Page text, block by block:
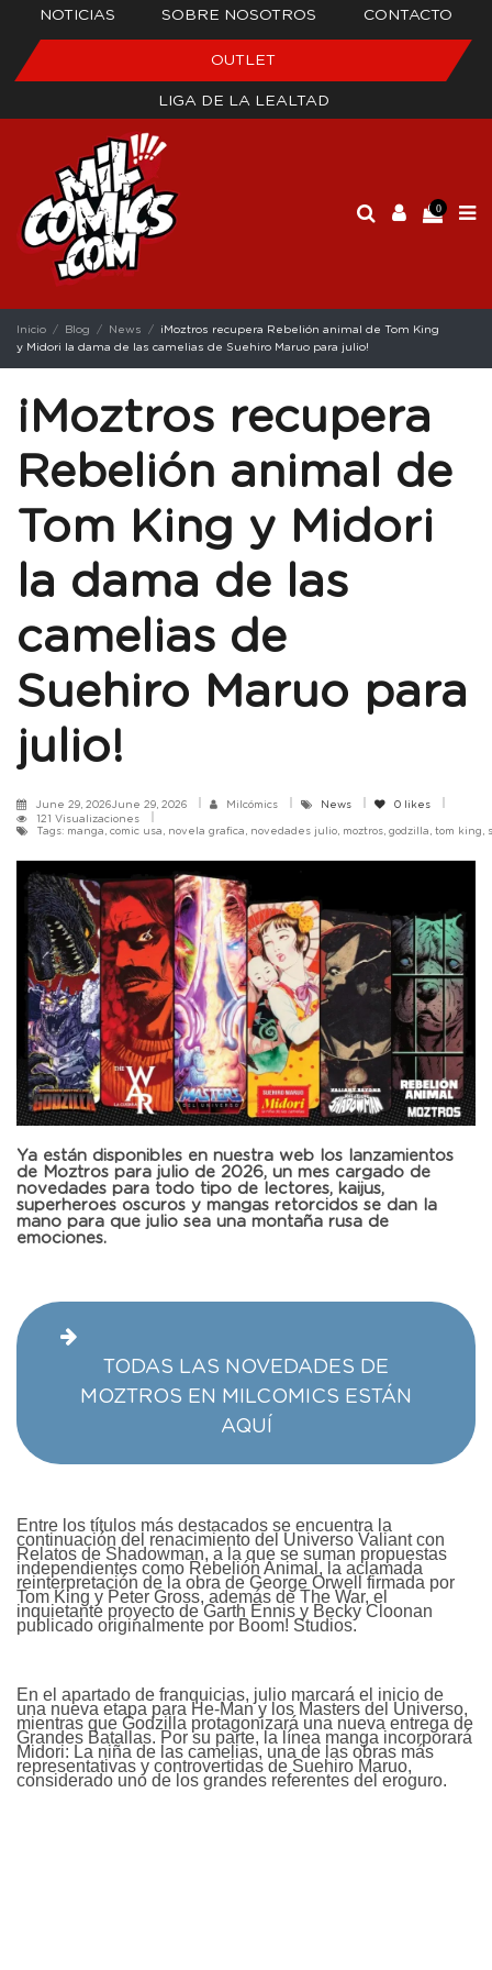
NOTICIAS SOBRE NOSOTROS CONTACTO
OUTLET
LIGA DE LA LEALTAD
0
Inicio Blog News
¡Moztros recupera Rebelión animal de Tom King
y Midori la dama de las camelias de Suehiro Maruo para julio!
¡Moztros recupera
Rebelión animal de
Tom King y Midori
la dama de las
camelias de
Suehiro Maruo para
julio!
June 29, 2026June 29, 2026 Milcómics News 0
likes
121 Visualizaciones
Tags: manga, comic usa, novela grafica, novedades julio, moztros, godzilla, tom king,
Ya están disponibles en nuestra web los lanzamientos
de Moztros para julio de 2026, un mes cargado de
novedades para todo tipo de lectores, kaijus,
superheroes oscuros y mangas retorcidos se dan la
mano para que julio sea una montaña rusa de
emociones.
TODAS LAS NOVEDADES DE
MOZTROS EN MILCOMICS ESTÁN
AQUÍ
Entre los títulos más destacados se encuentra la
continuación del renacimiento del Universo Valiant con
Relatos de Shadowman, a la que se suman propuestas
independientes como Rebelión Animal, la aclamada
reinterpretación de la obra de George Orwell firmada por
Tom King y Peter Gross, además de The War, el
inquietante proyecto de Garth Ennis y Becky Cloonan
publicado originalmente por Boom! Studios.
En el apartado de franquicias, julio marcará el inicio de
una nueva etapa para He-Man y los Masters del Universo,
mientras que Godzilla protagonizará una nueva entrega de
Grandes Batallas. Por su parte, la línea manga incorporará
Midori: La niña de las camelias, una de las obras más
representativas y controvertidas de Suehiro Maruo,
considerado uno de los grandes referentes del eroguro.